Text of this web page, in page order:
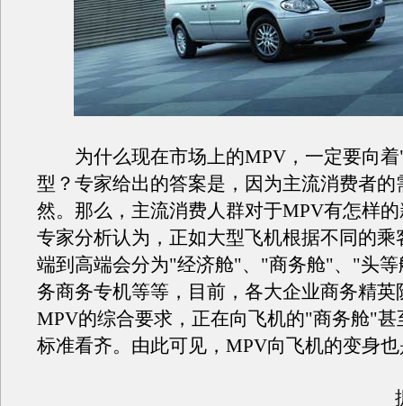
为什么现在市场上的MPV，一定要向着
型？专家给出的答案是，因为主流消费者的
然。那么，主流消费人群对于MPV有怎样
专家分析认为，正如大型飞机根据不同的乘
端到高端会分为"经济舱"、"商务舱"、"头
务商务专机等等，目前，各大企业商务精英
MPV的综合要求，正在向飞机的"商务舱"
标准看齐。由此可见，MPV向飞机的变身
据